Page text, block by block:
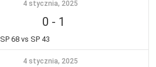
4 stycznia, 2025
0 - 1
SP 68 vs SP 43
4 stycznia, 2025